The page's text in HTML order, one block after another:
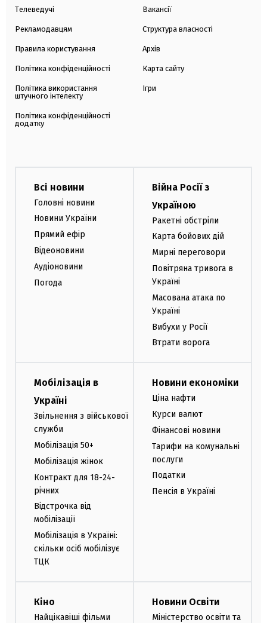
Телеведучі
Рекламодавцям
Правила користування
Політика конфіденційності
Політика використання
штучного інтелекту
Політика конфіденційності
додатку
Вакансії
Структура власності
Архів
Карта сайту
Ігри
Всі новини
Головні новини
Новини України
Прямий ефір
Відеоновини
Аудіоновини
Погода
Війна Росії з
Україною
Ракетні обстріли
Карта бойових дій
Мирні переговори
Повітряна тривога в
Україні
Масована атака по
Україні
Вибухи у Росії
Втрати ворога
Мобілізація в
Україні
Звільнення з військової
служби
Мобілізація 50+
Мобілізація жінок
Контракт для 18-24-
річних
Відстрочка від
мобілізації
Мобілізація в Україні:
скільки осіб мобілізує
ТЦК
Новини економіки
Ціна нафти
Курси валют
Фінансові новини
Тарифи на комунальні
послуги
Податки
Пенсія в Україні
Кіно
Найцікавіші фільми
Новини Освіти
Міністерство освіти та